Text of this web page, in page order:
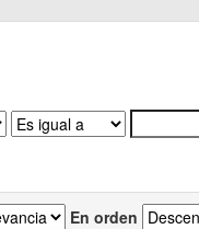
En orden